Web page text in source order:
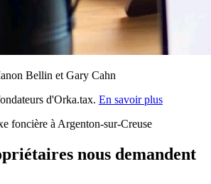
Bellin et Gary Cahn
d'Orka.tax. En savoir plus
foncière à Argenton-sur-Creuse
nous demandent